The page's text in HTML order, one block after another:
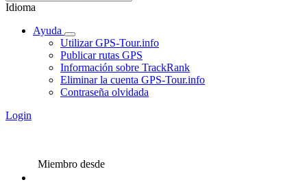
Idioma
Ayuda
Utilizar GPS-Tour.info
Publicar rutas GPS
Información sobre TrackRank
Eliminar la cuenta GPS-Tour.info
Contraseña olvidada
Login
Miembro desde